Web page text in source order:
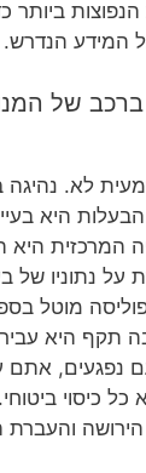
ביותר
המידע הנדרש.
של
לא. נהיגה
היא
המרכזית היא
על נתוניו של
מוטל
תקף היא
נפגעים, אתם
כיסוי
והעברת